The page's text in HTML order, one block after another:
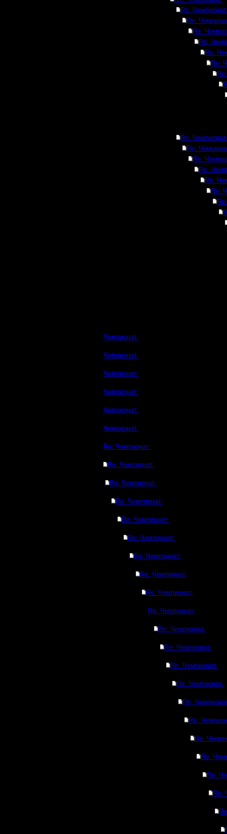
Re: Чемпионат.
Re:
Re:
Re:
Re:
Re:
Re: Чемпионат.
Re:
Re:
Re:
Re:
Re:
Чемпионат.
Чемпионат.
Чемпионат.
Чемпионат.
Чемпионат.
Чемпионат.
Re: Чемпионат.
Re: Чемпионат.
Re: Чемпионат.
Re: Чемпионат.
Re: Чемпионат.
Re: Чемпионат.
Re: Чемпионат.
Re: Чемпионат.
Re: Чемпионат.
Re: Чемпионат.
Re: Чемпионат.
Re: Чемпионат.
Re: Чемпионат.
Re: Чемпионат.
Re:
Re:
Re:
Re:
Re:
Re: